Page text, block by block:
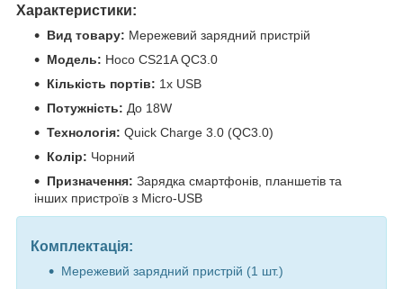
Характеристики:
Вид товару: Мережевий зарядний пристрій
Модель: Hoco CS21A QC3.0
Кількість портів: 1x USB
Потужність: До 18W
Технологія: Quick Charge 3.0 (QC3.0)
Колір: Чорний
Призначення: Зарядка смартфонів, планшетів та
інших пристроїв з Micro-USB
Комплектація:
Мережевий зарядний пристрій (1 шт.)